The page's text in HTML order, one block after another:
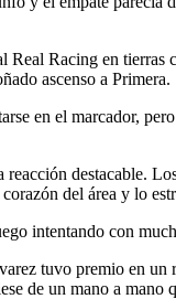
Racing en
ascenso a Primera.
en el marcador,
destacable.
del área y lo
intentando con
tuvo premio en
de un mano a